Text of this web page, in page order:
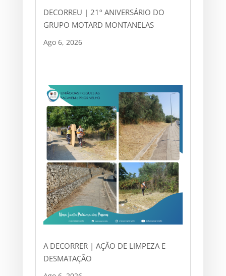
DECORREU | 21º ANIVERSÁRIO DO
GRUPO MOTARD MONTANELAS
Ago 6, 2026
A DECORRER | AÇÃO DE LIMPEZA E
DESMATAÇÃO